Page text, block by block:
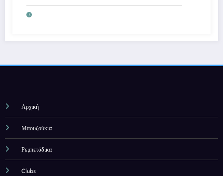
Αρχική
Μπουζούκια
Ρεμπετάδικα
Clubs